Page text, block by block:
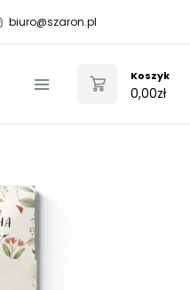
biuro@szaron.pl
Menu
Koszyk
0,00zł